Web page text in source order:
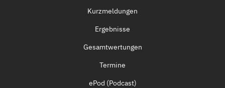
Kurzmeldungen
Ergebnisse
Gesamtwertungen
Termine
ePod (Podcast)